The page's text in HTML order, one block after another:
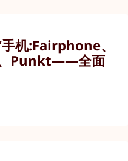
机:Fairphone、
Punkt——全面